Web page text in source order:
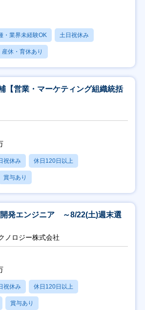
・業界未経験OK 土日祝休み
産休・育休あり
【営業・マーケティング組織統括
祝休み 休日120日以上
賞与あり
開発エンジニア ～8/22(土)週末選
ノロジー株式会社
祝休み 休日120日以上
賞与あり